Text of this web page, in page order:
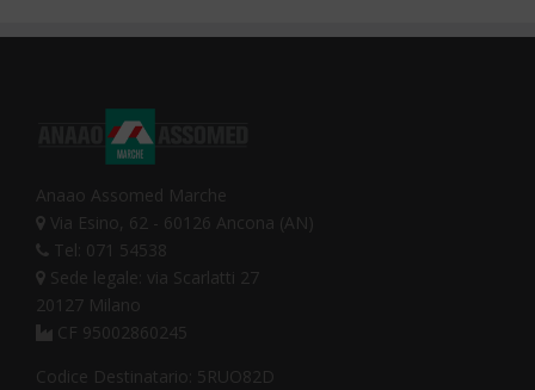
Anaao Assomed Marche
Via Esino, 62 - 60126 Ancona (AN)
Tel: 071 54538
Sede legale: via Scarlatti 27
20127 Milano
CF 95002860245
Codice Destinatario: 5RUO82D